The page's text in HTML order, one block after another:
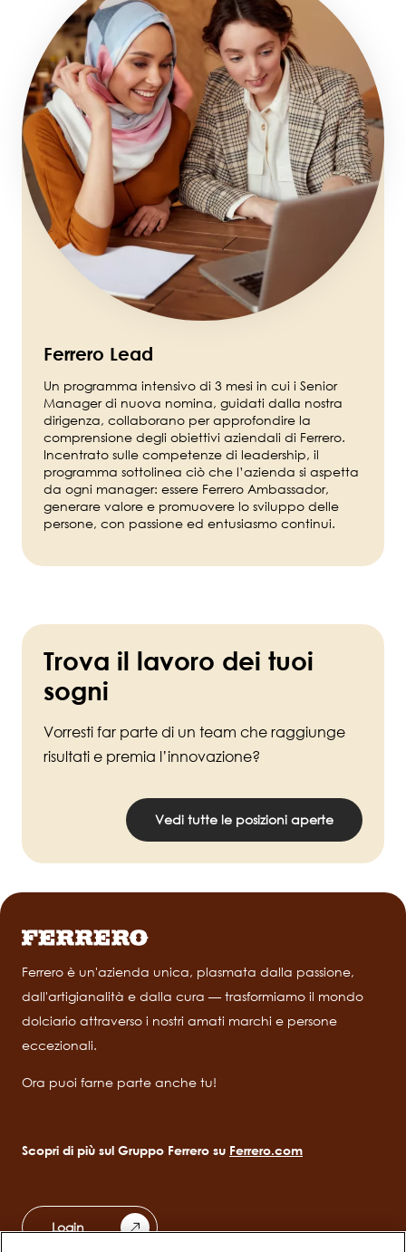
Ferrero Lead
Un programma intensivo di 3 mesi in cui i Senior
Manager di nuova nomina, guidati dalla nostra
dirigenza, collaborano per approfondire la
comprensione degli obiettivi aziendali di Ferrero.
Incentrato sulle competenze di leadership, il
programma sottolinea ciò che l’azienda si aspetta
da ogni manager: essere Ferrero Ambassador,
generare valore e promuovere lo sviluppo delle
persone, con passione ed entusiasmo continui.
Trova il lavoro dei tuoi
sogni
Vorresti far parte di un team che raggiunge
risultati e premia l’innovazione?
Vedi tutte le posizioni aperte
Ferrero è un'azienda unica, plasmata dalla passione,
dall'artigianalità e dalla cura — trasformiamo il mondo
dolciario attraverso i nostri amati marchi e persone
eccezionali.
Ora puoi farne parte anche tu!
Scopri di più sul Gruppo Ferrero su Ferrero.com
Login